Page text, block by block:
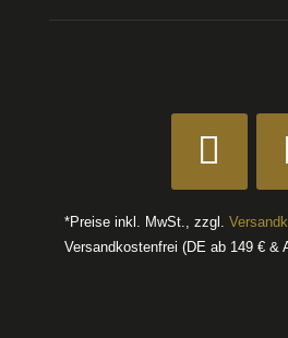
*Preise inkl. MwSt., zzgl.
Versandkostenfrei (DE ab 149 € &